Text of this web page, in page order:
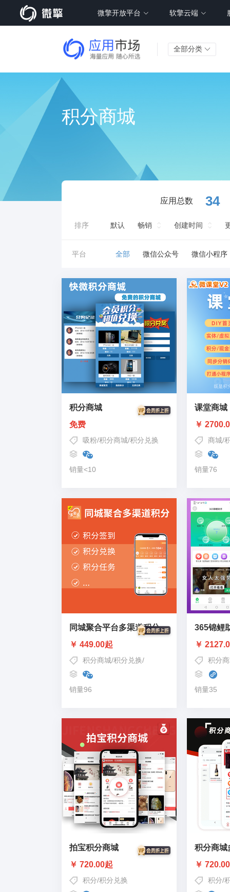
微擎开放平台 软擎云端
全部分类
积分商城
应用总数 34
排序 默认 畅销 创建时间
平台 全部 微信公众号 微信小程序
积分商城
免费
吸粉/积分商城/积分兑换
销量<10
课堂商城
￥
商城/
销量76
同城聚合平台多渠道积分插件
￥ 449.00起
积分商城/积分兑换/
销量96
365锦鲤
￥
积分
销量35
拍宝积分商城
￥ 720.00起
积分/积分兑换
积分商城
￥
积分/